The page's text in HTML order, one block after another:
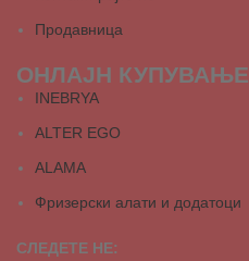
Продавница
ОНЛАЈН КУПУВАЊЕ
INEBRYA
ALTER EGO
ALAMA
Фризерски алати и додатоци
СЛЕДЕТЕ НЕ: